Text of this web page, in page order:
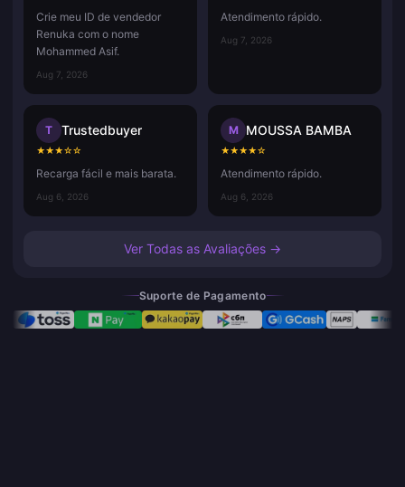
Crie meu ID de vendedor
Renuka com o nome
Mohammed Asif.
Aug 7, 2026
Atendimento rápido.
Aug 7, 2026
T Trustedbuyer
★★★☆☆
Recarga fácil e mais barata.
Aug 6, 2026
M MOUSSA BAMBA
★★★★☆
Atendimento rápido.
Aug 6, 2026
Ver Todas as Avaliações →
Suporte de Pagamento